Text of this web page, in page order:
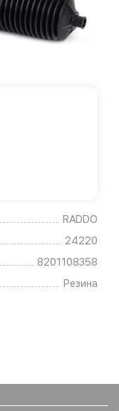
RADDO
24220
8201108358
Резина